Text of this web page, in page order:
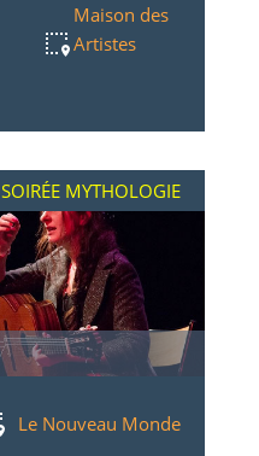
Maison des
Artistes
SOIRÉE MYTHOLOGIE
Le Nouveau Monde